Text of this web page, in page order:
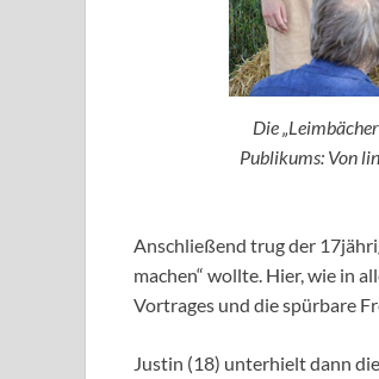
Die
Publikums: Von
Anschließend trug der
machen“ wollte. Hier, wie in
Vortrages und die spürbare
Justin (18) unterhielt dann